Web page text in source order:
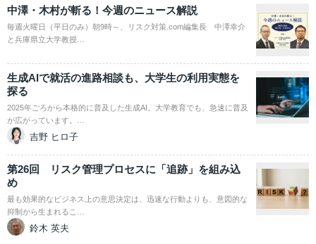
中澤・木村が斬る！今週のニュース解説
毎週火曜日（平日のみ）朝9時～、リスク対策.com編集長 中澤幸介
と兵庫県立大学教授…
生成AIで就活の進路相談も、大学生の利用実態を
探る
2025年ごろから本格的に普及した生成AI。大学教育でも、急速に普及
が広がっています。…
吉野 ヒロ子
第26回 リスク管理プロセスに「追跡」を組み込
め
最も効果的なビジネス上の意思決定は、迅速な行動よりも、意図的な
抑制から生まれるこ…
鈴木 英夫